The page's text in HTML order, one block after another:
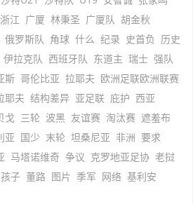
浙江 广厦 林秉圣 广厦队 胡金秋
俄罗斯队 角球 什么 纪录 史首负 历史
伊拉克队 西班牙队 东道主 瑞士 强队
斯 哥伦比亚 拉耶夫 欧洲足联欧洲联赛
耶夫 结构差异 亚足联 庇护 西亚
戈 三轮 波黑 友谊赛 淘汰赛 遮羞布
亚 国少 末轮 坦桑尼亚 非洲 要求
马塔诺维奇 争议 克罗地亚足协 老挝
孩子 董路 图片 季军 网络 基利安